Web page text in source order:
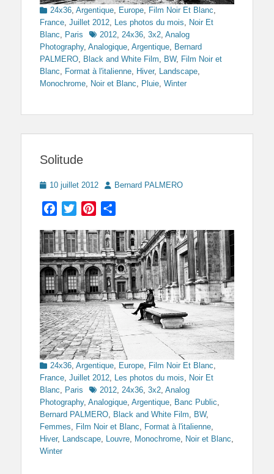
Categories
24x36 Argentique Europe Film Noir Et Blanc
France Juillet 2012 Les photos du mois
Noir Et
Blanc
Paris Tags2012 24x36 3x2 Analog
Photography, Analogique Argentique
Bernard
PALMERO
Black and White Film BW, Film Noir et
Blanc
Format à l'italienne Hiver, Landscape
Monochrome
Noir et Blanc Pluie Winter
Solitude
Posted
10 juillet 2012 AuthorBernard PALMERO
Facebook
TwitterPinterest
Categories
24x36 Argentique Europe Film Noir Et Blanc
France Juillet 2012 Les photos du mois
Noir Et
Blanc
Paris Tags2012 24x36 3x2 Analog
Photography, Analogique Argentique Banc Public
Bernard PALMERO
Black and White Film BW,
Femmes
Film Noir et Blanc Format à l'italienne
Hiver, Landscape Louvre Monochrome Noir et Blanc
Winter